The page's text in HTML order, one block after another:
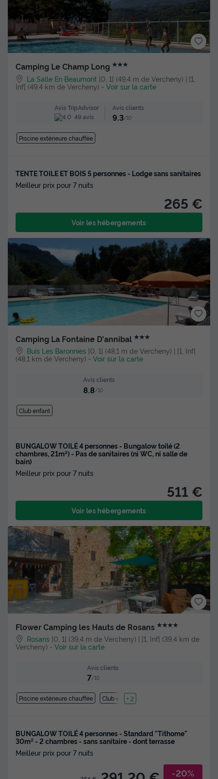
Camping Le Champ Long ★★★
La Salle En Beaumont ]0, 1[ (49,4 m de Vercheny) | [1,
Inf[ (49,4 km de Vercheny) - Voir sur la carte
Avis TripAdvisor
49 avis
Avis clients
9.3/10
Piscine extérieure chauffée
TENTE TOILE ET BOIS 5 personnes - Lodge sans sanitaires
Meilleur prix pour 7 nuits
265 €
Voir les hébergements
Camping La Fontaine D'annibal ★★★
Buis Les Baronnies ]0, 1[ (48,1 m de Vercheny) | [1, Inf[
(48,1 km de Vercheny) - Voir sur la carte
Avis clients
8.8/10
Club enfant
BUNGALOW TOILÉ 4 personnes - Bungalow toilé (2
chambres, 21m²) - Pas de sanitaires (ni WC, ni salle de
bain)
Meilleur prix pour 7 nuits
511 €
Voir les hébergements
Flower Camping les Hauts de Rosans ★★★★
Rosans ]0, 1[ (39,4 m de Vercheny) | [1, Inf[ (39,4 km de
Vercheny) - Voir sur la carte
Avis clients
7/10
Piscine extérieure chauffée Club enfant
+ 2
BUNGALOW TOILÉ 4 personnes - Standard "Tithome"
30m² - 2 chambres - sans sanitaire - dont terrasse
Meilleur prix pour 7 nuits
-20%